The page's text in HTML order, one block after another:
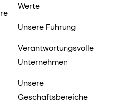
Werte
Unsere Führung
Verantwortungsvolle
Unternehmen
Unsere
Geschäftsbereiche